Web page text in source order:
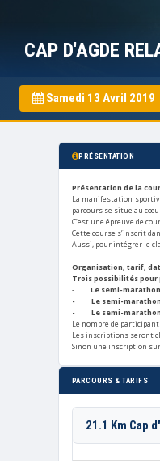
CAP D'AGDE
Samedi 13 Avril 2019
PRÉSENTATION
Présentation de la
La manifestation
parcours se situe au
C’est une épreuve de
Cette course s’inscrit
Aussi, pour intégrer le
Organisation, tarif,
Trois possibilités
- Le semi-marathon
- Le semi-marathon
- Le semi-marathon
Le nombre de
Les inscriptions seront
Sinon une inscription
PARCOURS & TARIFS
21.1 Km Cap